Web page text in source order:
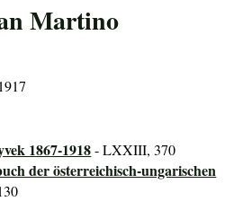
Martino
1867-1918- LXXIII, 370
der österreichisch-ungarischen